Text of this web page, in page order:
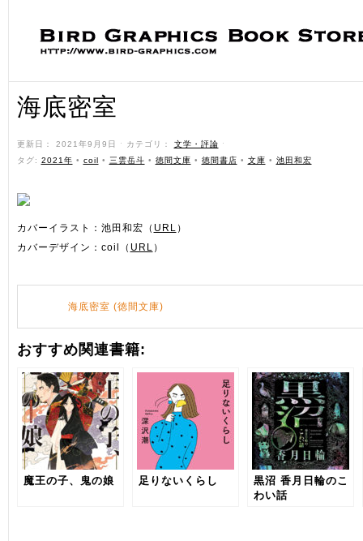
海底密室
更新日： 2021年9月9日 ˑ カテゴリ： 文学・評論 ˑ
タグ: 2021年 • coil • 三雲岳斗 • 徳間文庫 • 徳間書店 • 文庫 • 池田和宏
カバーイラスト：池田和宏（ URL ）
カバーデザイン：coil（ URL ）
海底密室 (徳間文庫)
おすすめ関連書籍:
魔王の子、鬼の娘 足りないくらし
黒沼 香月日輪のこ
わい話